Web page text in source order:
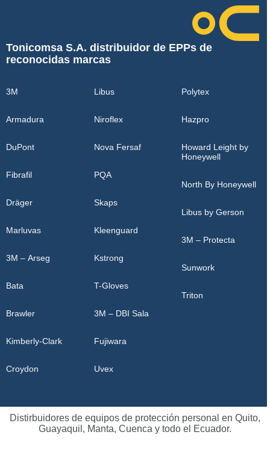
Tonicomsa S.A. distribuidor de EPPs de
reconocidas marcas
3M
Armadura
DuPont
Fibrafil
Dräger
Marluvas
3M – Arseg
Bata
Brawler
Kimberly-Clark
Croydon
Libus
Niroflex
Nova Fersaf
PQA
Skaps
Kleenguard
Kstrong
T-Gloves
3M – DBI Sala
Fujiwara
Uvex
Polytex
Hazpro
Howard Leight by
Honeywell
North By Honeywell
Libus by Gerson
3M – Protecta
Sunwork
Triton
Distirbuidores de equipos de protección personal en Quito,
Guayaquil, Manta, Cuenca y todo el Ecuador.